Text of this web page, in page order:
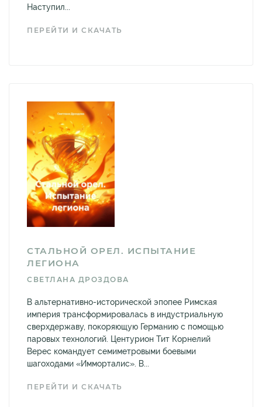
Наступил...
ПЕРЕЙТИ И СКАЧАТЬ
СТАЛЬНОЙ ОРЕЛ. ИСПЫТАНИЕ
ЛЕГИОНА
СВЕТЛАНА ДРОЗДОВА
В альтернативно-исторической эпопее Римская
империя трансформировалась в индустриальную
сверхдержаву, покоряющую Германию с помощью
паровых технологий. Центурион Тит Корнелий
Верес командует семиметровыми боевыми
шагоходами «Имморталис». В...
ПЕРЕЙТИ И СКАЧАТЬ